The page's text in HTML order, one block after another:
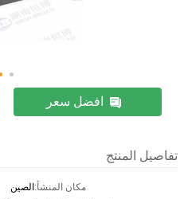
افضل سعر
تفاصيل المنتج
مكان المنشأ:الصين